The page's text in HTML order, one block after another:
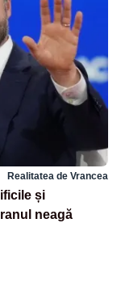
Realitatea de Vrancea
și
neagă